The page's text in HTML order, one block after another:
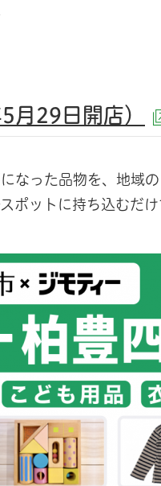
月29日開店）
なった品物を、地域
ポットに持ち込むだ